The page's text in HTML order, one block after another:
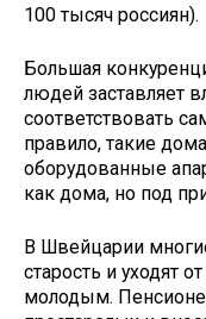
100 тысяч россиян).
Большая
людей заставляет
соответствовать
правило, такие
оборудованные
как дома, но под
В Швейцарии
старость и уходят
молодым.